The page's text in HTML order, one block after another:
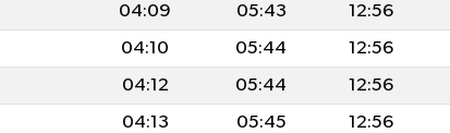
04:09 05:43 12:56
04:10 05:44 12:56
04:12 05:44 12:56
04:13 05:45 12:56